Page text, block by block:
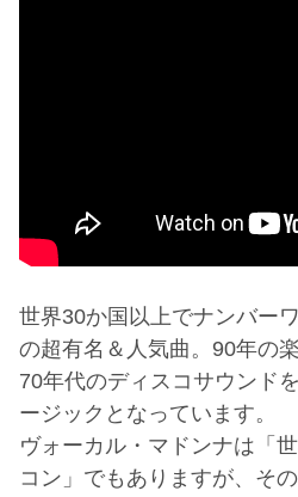
世界30か国以上でナンバー
の超有名＆人気曲。90年の
70年代のディスコサウンド
ージックとなっています。
ヴォーカル・マドンナは「
コン」でもありますが、そ